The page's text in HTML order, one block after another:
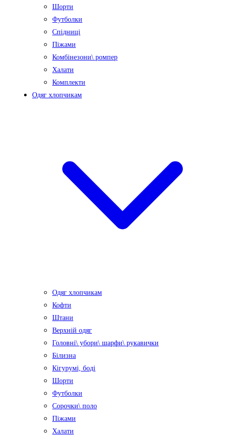
Шорти
Футболки
Спідниці
Піжами
Комбінезони\ ромпер
Халати
Комплекти
Одяг хлопчикам
Одяг хлопчикам
Кофти
Штани
Верхній одяг
Головні\ убори\ шарфи\ рукавички
Білизна
Кігурумі, боді
Шорти
Футболки
Сорочки\ поло
Піжами
Халати